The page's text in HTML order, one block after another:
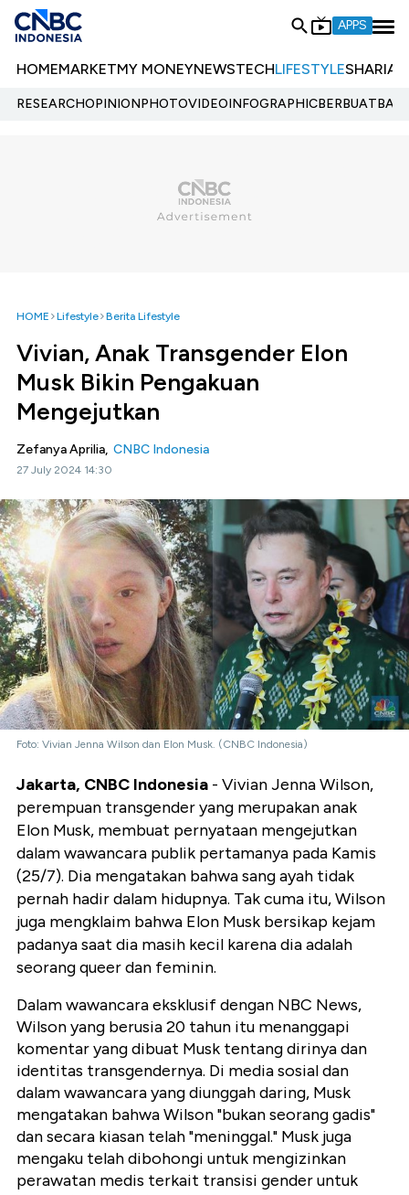
APPS
HOMEMARKETMY MONEYNEWSTECHLIFESTYLESHARIA
RESEARCHOPINIONPHOTOVIDEOINFOGRAPHIC
HOME Lifestyle Berita Lifestyle
Vivian, Anak Transgender Elon
Musk Bikin Pengakuan
Mengejutkan
Zefanya Aprilia, CNBC Indonesia
27 July 2024 14:30
Foto: Vivian Jenna Wilson dan Elon Musk. (CNBC Indonesia)
Jakarta, CNBC Indonesia - Vivian Jenna Wilson,
perempuan transgender yang merupakan anak
Elon Musk, membuat pernyataan mengejutkan
dalam wawancara publik pertamanya pada Kamis
(25/7). Dia mengatakan bahwa sang ayah tidak
pernah hadir dalam hidupnya. Tak cuma itu, Wilson
juga mengklaim bahwa Elon Musk bersikap kejam
padanya saat dia masih kecil karena dia adalah
seorang queer dan feminin.
Dalam wawancara eksklusif dengan NBC News,
Wilson yang berusia 20 tahun itu menanggapi
komentar yang dibuat Musk tentang dirinya dan
identitas transgendernya. Di media sosial dan
dalam wawancara yang diunggah daring, Musk
mengatakan bahwa Wilson "bukan seorang gadis"
dan secara kiasan telah "meninggal." Musk juga
mengaku telah dibohongi untuk mengizinkan
perawatan medis terkait transisi gender untuk